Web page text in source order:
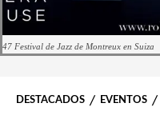
47 Festival de Jazz de Montreux en Suiza
DESTACADOS EVENTOS